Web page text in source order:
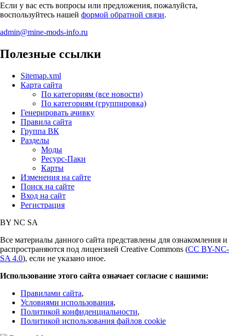
Если у вас есть вопросы или предложения, пожалуйста,
воспользуйтесь нашей формой обратной связи.
admin@mine-mods-info.ru
Полезные ссылки
Sitemap.xml
Карта сайта
По категориям (все новости)
По категориям (группировка)
Генерировать ачивку
Правила сайта
Группа ВК
Разделы
Моды
Ресурс-Паки
Карты
Изменения на сайте
Поиск на сайте
Вход на сайт
Регистрация
BY NC SA
Все материалы данного сайта представлены для ознакомления и
распространяются под лицензией Creative Commons (CC BY-NC-
SA 4.0), если не указано иное.
Использование этого сайта означает согласие с нашими:
Правилами сайта,
Условиями использования,
Политикой конфиденциальности,
Политикой использования файлов cookie